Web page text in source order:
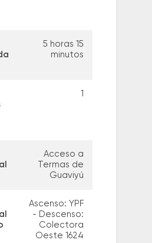
5 horas 15
minutos
1
Acceso a
Termas de
Guaviyú
Ascenso: YPF
- Descenso:
Colectora
Oeste 1624